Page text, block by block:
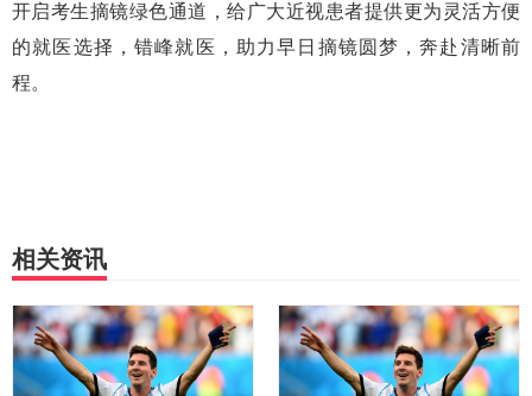
开启考生摘镜绿色通道，给广大近视患者提供更为灵活方便
的就医选择，错峰就医，助力早日摘镜圆梦，奔赴清晰前
程。
相关资讯